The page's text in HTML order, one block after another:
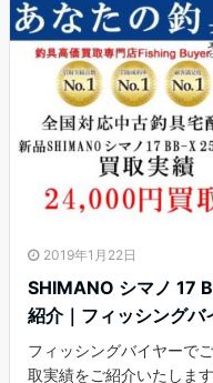
2019年1月22日
SHIMANO シマノ 17
紹介｜フィッシングバ
フィッシングバイヤーで
取実績をご紹介いたしま